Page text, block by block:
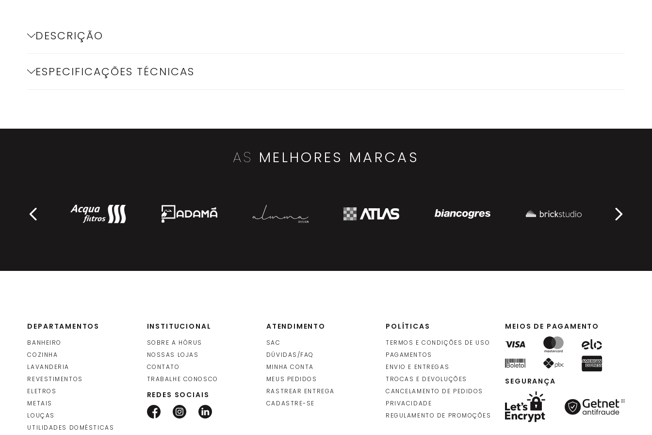
DESCRIÇÃO
ESPECIFICAÇÕES TÉCNICAS
AS MELHORES MARCAS
DEPARTAMENTOS
BANHEIRO
COZINHA
LAVANDERIA
REVESTIMENTOS
ELETROS
METAIS
LOUÇAS
UTILIDADES DOMÉSTICAS
INSTITUCIONAL
SOBRE A HÓRUS
NOSSAS LOJAS
CONTATO
TRABALHE CONOSCO
REDES SOCIAIS
ATENDIMENTO
SAC
DÚVIDAS/FAQ
MINHA CONTA
MEUS PEDIDOS
RASTREAR ENTREGA
CADASTRE-SE
POLÍTICAS
TERMOS E CONDIÇÕES DE USO
PAGAMENTOS
ENVIO E ENTREGAS
TROCAS E DEVOLUÇÕES
CANCELAMENTO DE PEDIDOS
PRIVACIDADE
REGULAMENTO DE PROMOÇÕES
MEIOS DE PAGAMENTO
SEGURANÇA